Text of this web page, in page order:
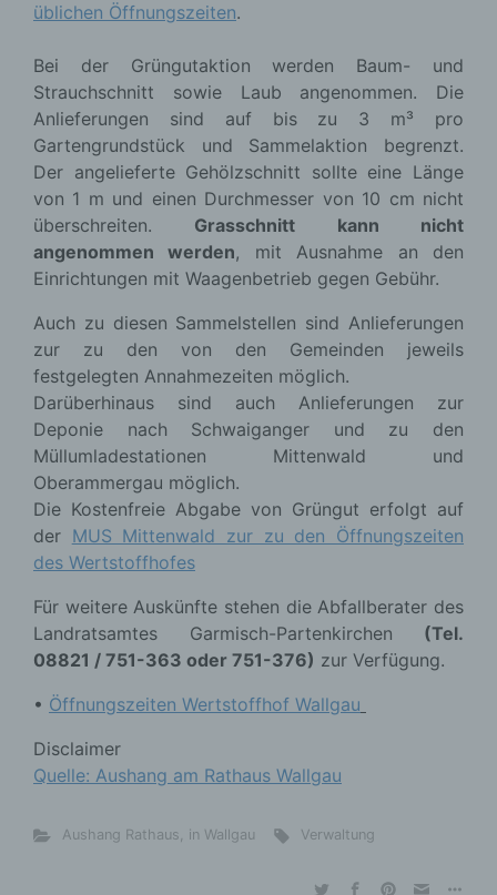
üblichen Öffnungszeiten.
Bei der Grüngutaktion werden Baum- und
Strauchschnitt sowie Laub angenommen. Die
Anlieferungen sind auf bis zu 3 m³ pro
Gartengrundstück und Sammelaktion begrenzt.
Der angelieferte Gehölzschnitt sollte eine Länge
von 1 m und einen Durchmesser von 10 cm nicht
überschreiten. Grasschnitt kann nicht
angenommen werden, mit Ausnahme an den
Einrichtungen mit Waagenbetrieb gegen Gebühr.
Auch zu diesen Sammelstellen sind Anlieferungen
zur zu den von den Gemeinden jeweils
festgelegten Annahmezeiten möglich.
Darüberhinaus sind auch Anlieferungen zur
Deponie nach Schwaiganger und zu den
Müllumladestationen Mittenwald und
Oberammergau möglich.
Die Kostenfreie Abgabe von Grüngut erfolgt auf
der MUS Mittenwald zur zu den Öffnungszeiten
des Wertstoffhofes
Für weitere Auskünfte stehen die Abfallberater des
Landratsamtes Garmisch-Partenkirchen (Tel.
08821 / 751-363 oder 751-376) zur Verfügung.
• Öffnungszeiten Wertstoffhof Wallgau
Disclaimer
Quelle: Aushang am Rathaus Wallgau
Aushang Rathaus, in Wallgau Verwaltung